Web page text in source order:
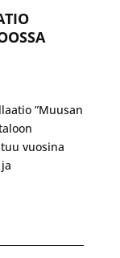
”Muusan
vuosina